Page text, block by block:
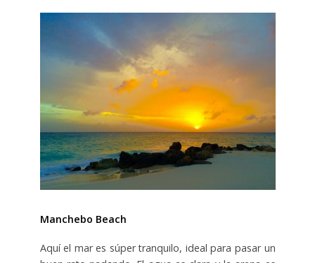
Manchebo Beach
Aquí el mar es súper tranquilo, ideal para pasar un